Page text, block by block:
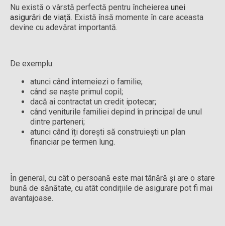
Nu există o vârstă perfectă pentru încheierea unei
asigurări de viață. Există însă momente în care aceasta
devine cu adevărat importantă.
De exemplu:
atunci când întemeiezi o familie;
când se naște primul copil;
dacă ai contractat un credit ipotecar;
când veniturile familiei depind în principal de unul
dintre parteneri;
atunci când îți dorești să construiești un plan
financiar pe termen lung.
În general, cu cât o persoană este mai tânără și are o stare
bună de sănătate, cu atât condițiile de asigurare pot fi mai
avantajoase.